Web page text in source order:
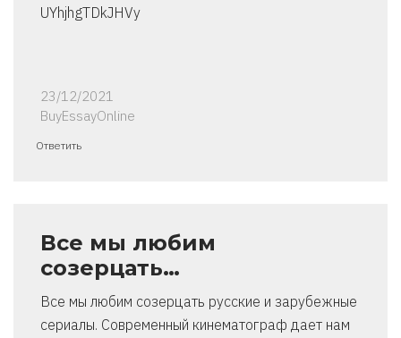
UYhjhgTDkJHVy
23/12/2021
BuyEssayOnline
Ответить
Все мы любим
созерцать…
Все мы любим созерцать русские и зарубежные
сериалы. Современный кинематограф дает нам